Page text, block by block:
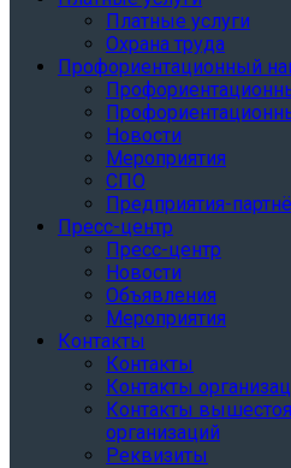
Платные услуги
Охрана труда
Профориентационный
Новости
Мероприятия
СПО
Предприятия-
Пресс-центр
Пресс-центр
Новости
Объявления
Мероприятия
Контакты
Контакты
Контакты
Контакты
организаций
Реквизиты